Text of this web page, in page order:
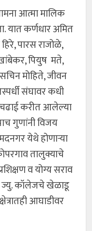
आत्मा मालिक
यात कर्णधार अमित
पारस राजोळे,
पियुष मते,
मोहिते, जीवन
संघावर कधी
करीत आलेल्या
गुणांनी विजय
येथे होणाऱ्या
तालुक्याचे
व योग्य सराव
ज्यु. कॉलेजचे खेळाडू
आघाडीवर